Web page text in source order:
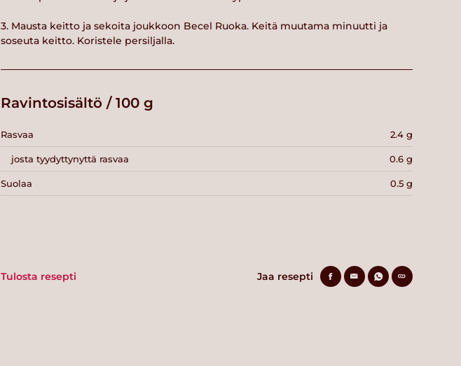
3. Mausta keitto ja sekoita joukkoon Becel Ruoka. Keitä muutama minuutti ja
soseuta keitto. Koristele persiljalla.
Ravintosisältö / 100 g
Rasvaa 2.4 g
josta tyydyttynyttä rasvaa 0.6 g
Suolaa 0.5 g
Tulosta resepti Jaa resepti